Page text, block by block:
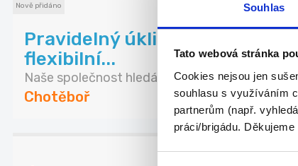
Souhlas
Tato webová stránka
Cookies nejsou jen
souhlasu s využíváním
partnerům (např.
práci/brigádu. Děkujeme
Nově přidáno
Pravidelný úklid v
flexibilní...
Naše společnost hledá pracovníka naí úklid v
Chotěboř